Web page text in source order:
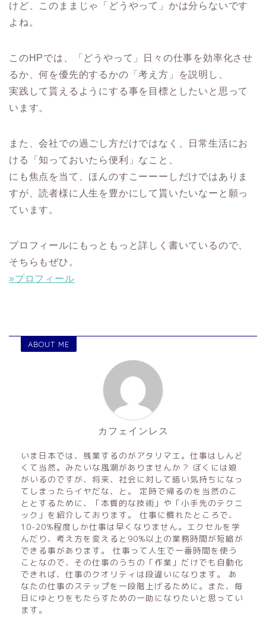
けど、このままじゃ「どうやって」かは分らないです
よね。
このHPでは、「どうやって」日々の仕事を効率化させ
るか、何を優先的するかの「考え方」を説明し、
実践して貰えるようにする事を目標としたいと思って
います。
また、会社での過ごし方だけではなく、日常生活にお
ける「知っておいたら便利」なこと、
にも焦点を当て、ほんのすこーーーしだけではありま
すが、読者様に人生を豊かにして貰いたいなーと願っ
ています。
プロフィールにもっともっと詳しく書いているので、
そちらもぜひ。
»プロフィール
ABOUT ME
カフェインレス
いま日本では、残業するのがアタリマエ。仕事はしんど
くて当然。みたいな風潮がありませんか？ ぼくには娘
がいるのですが、将来、社会に対して暗い気持ちになっ
てしまったらイヤだな、と。 定時で帰るのを当然のこ
ととするために、「本質的な技術」や「小手先のテクニ
ック」を紹介しております。 仕事に慣れたところで、
10-20%程度しか仕事は早くなりません。エクセルを学
んだり、考え方を変えると90%以上の業務時間が短縮が
できる事があります。 仕事って人生で一番時間を使う
ことなので、その仕事のうちの「作業」だけでも自動化
できれば、仕事のクオリティは段違いになります。 あ
なたの仕事のステップを一段階上げるために。また、毎
日にゆとりをもたらすための一助になりたいと思ってい
ます。